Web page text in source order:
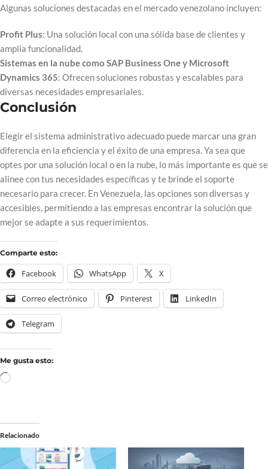
Algunas soluciones destacadas en el mercado venezolano incluyen:
Profit Plus: Una solución local con una sólida base de clientes y
amplia funcionalidad.
Sistemas en la nube como SAP Business One y Microsoft
Dynamics 365: Ofrecen soluciones robustas y escalables para
diversas necesidades empresariales.
Conclusión
Elegir el sistema administrativo adecuado puede marcar una gran
diferencia en la eficiencia y el éxito de una empresa. Ya sea que
optes por una solución local o en la nube, lo más importante es que se
alinee con tus necesidades específicas y te brinde el soporte
necesario para crecer. En Venezuela, las opciones son diversas y
accesibles, permitiendo a las empresas encontrar la solución que
mejor se adapte a sus requerimientos.
Comparte esto:
Facebook WhatsApp X
Correo electrónico Pinterest LinkedIn
Telegram
Me gusta esto:
Relacionado